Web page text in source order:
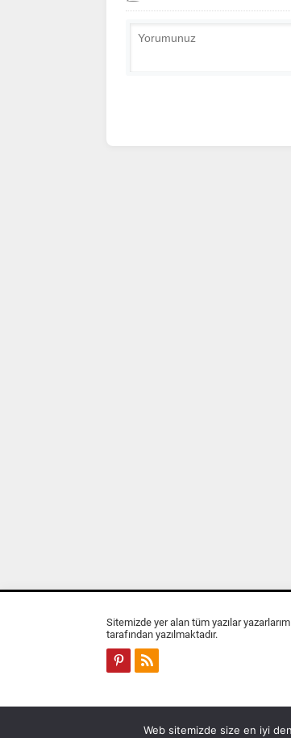
Sitemizde yer alan tüm yazılar
tarafından yazılmaktadır.
Web sitemizde size en iyi